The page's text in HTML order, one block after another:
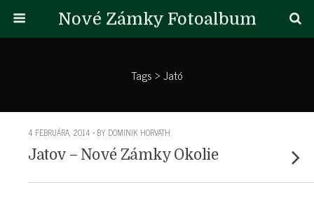
Nové Zámky Fotoalbum
Tags › Jató
4 FEBRUÁRA, 2014 • BY DOMINIK HORVATH
Jatov – Nové Zámky Okolie